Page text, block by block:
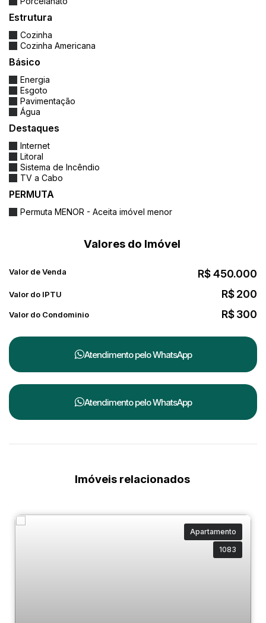
Estrutura
Cozinha
Cozinha Americana
Básico
Energia
Esgoto
Pavimentação
Água
Destaques
Internet
Litoral
Sistema de Incêndio
TV a Cabo
PERMUTA
Permuta MENOR - Aceita imóvel menor
Valores do Imóvel
R$450.000
Valor de Venda
Valor do IPTU R$200
Valor do Condominio R$300
Atendimento peloWhatsApp
Atendimento peloWhatsApp
Imóveis relacionados
Apartamento
1083